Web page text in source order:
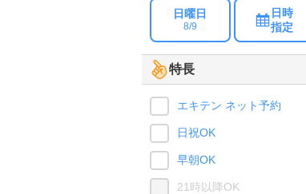
日曜日
8/9
日時
指定
特長
エキテン ネット予約
日祝OK
早朝OK
21時以降OK